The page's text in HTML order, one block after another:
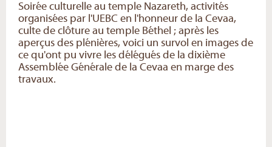
Soirée culturelle au temple Nazareth, activités
organisées par l'UEBC en l'honneur de la Cevaa,
culte de clôture au temple Béthel ; après les
aperçus des plénières, voici un survol en images de
ce qu'ont pu vivre les délégués de la dixième
Assemblée Générale de la Cevaa en marge des
travaux.